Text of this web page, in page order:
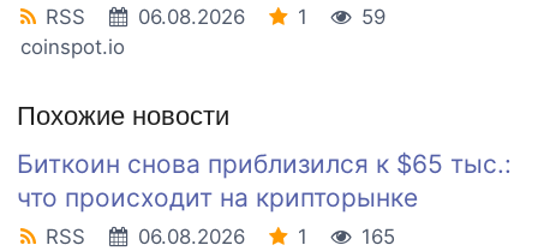
RSS 06.08.2026 1
59
coinspot.io
Похожие новости
Биткоин снова приблизился к $65 тыс.:
что происходит на крипторынке
RSS 06.08.2026 1
165